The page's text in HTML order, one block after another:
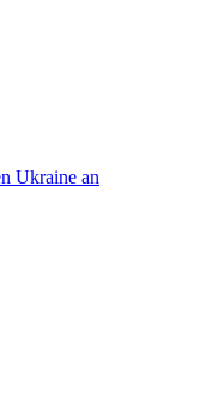
Ukraine an